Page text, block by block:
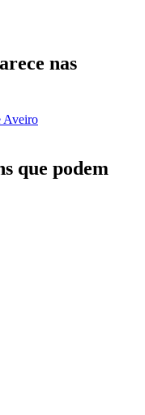
nas
Aveiro
que podem